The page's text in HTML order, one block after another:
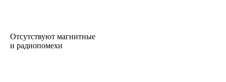
Отсутствуют магнитные
и радиопомехи